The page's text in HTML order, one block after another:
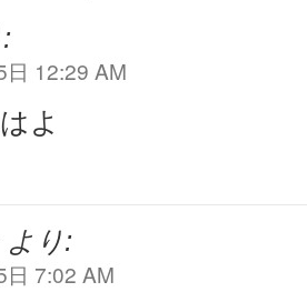
12:29 AM
よ
より:
7:02 AM